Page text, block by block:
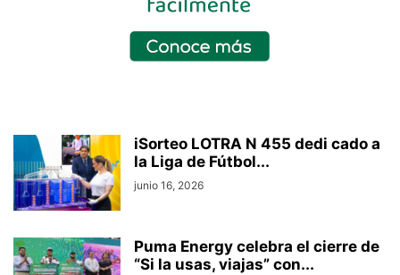
iSorteo LOTRA N 455 dedi cado a
la Liga de Fútbol...
junio 16, 2026
Puma Energy celebra el cierre de
“Si la usas, viajas” con...